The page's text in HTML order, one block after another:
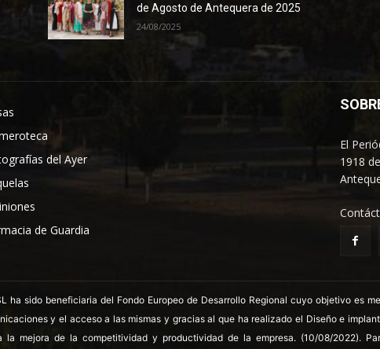
de Agosto de Antequera de 2025
24/08/2025
del Ayer
de Guardia
El
1918
ha sido beneficiaria del Fondo Europeo de Desarrollo Regional cuyo objetivo es
y el acceso a las mismas y gracias al que ha realizado el Diseño e
la mejora de la competitividad y productividad de la empresa. (10/08/2022).